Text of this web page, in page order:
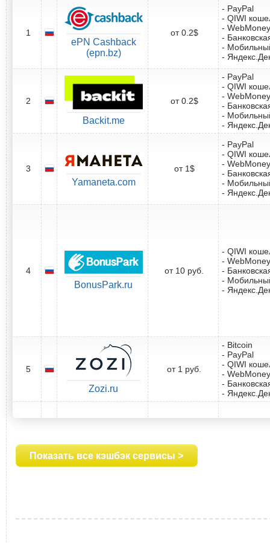
1
ePN Cashback
(epn.bz)
от 0.2$
- PayPal
- QIWI
- WebMoney
-
-
-
2
Backit.me
от 0.2$
- PayPal
- QIWI
- WebMoney
-
-
-
3
Yamaneta.com
от 1$
- PayPal
- QIWI
- WebMoney
-
-
-
4
BonusPark.ru
от 10 руб.
- QIWI
- WebMoney
-
-
-
5
Zozi.ru
от 1 руб.
- Bitcoin
- PayPal
- QIWI
- WebMoney
-
-
Показать все кэшбэк сервисы >